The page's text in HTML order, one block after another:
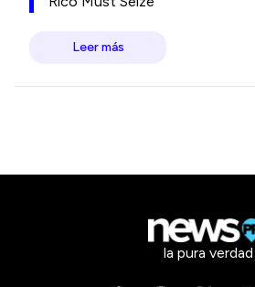
Leer más
la pura verdad